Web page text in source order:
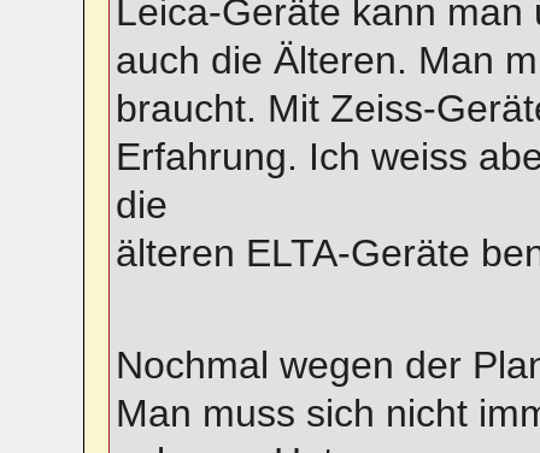
Leica-Geräte kann
auch die Älteren. Man
braucht. Mit Zeiss-
Erfahrung. Ich weiss
die
älteren ELTA-Geräte
Nochmal wegen der
Man muss sich nicht